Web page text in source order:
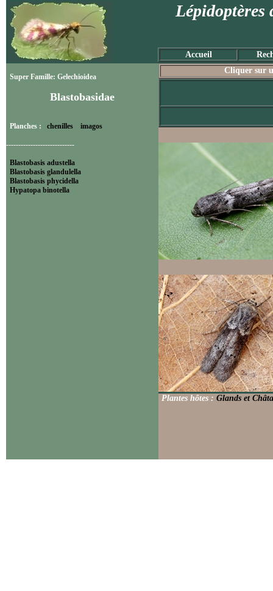
Lépidoptères
Accueil
Super Famille: Gelechioidea
Blastobasidae
Planches : chenilles imagos
----------------------------
Blastobasis adustella
Blastobasis glandulella
Blastobasis phycidella
Hypatopa binotella
Cliquer sur
Plantes hôtes : Glands et